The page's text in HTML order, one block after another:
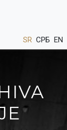
SR СРБ EN